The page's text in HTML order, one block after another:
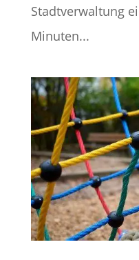
Stadtverwaltung
Minuten...